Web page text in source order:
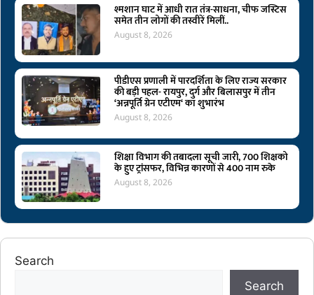
श्मशान घाट में आधी रात तंत्र-साधना, चीफ जस्टिस
समेत तीन लोगों की तस्वीरें मिलीं..
August 8, 2026
पीडीएस प्रणाली में पारदर्शिता के लिए राज्य सरकार
की बड़ी पहल- रायपुर, दुर्ग और बिलासपुर में तीन
‘अन्नपूर्ति ग्रेन एटीएम‘ का शुभारंभ
August 8, 2026
शिक्षा विभाग की तबादला सूची जारी, 700 शिक्षको
के हुए ट्रांसफर, विभिन्न कारणों से 400 नाम रुके
August 8, 2026
Search
Search